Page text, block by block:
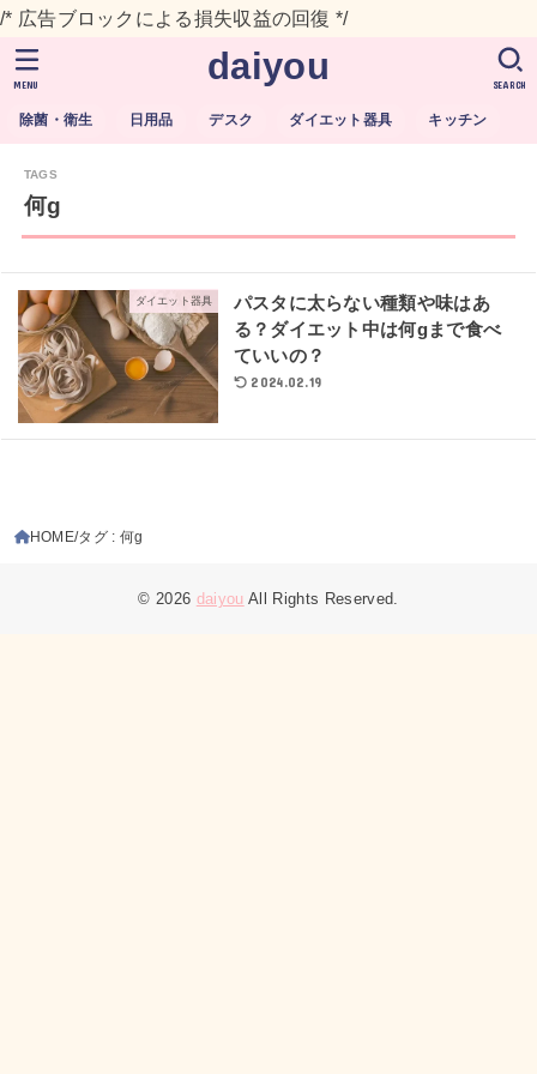
/* 広告ブロックによる損失収益の回復 */
daiyou
除菌・衛生 日用品 デスク ダイエット器具 キッチン
SEARCH
MENU
何g
ダイエット器具
パスタに太らない種類や味はあ
る？ダイエット中は何gまで食べ
ていいの？
2024.02.19
HOME タグ : 何g
© 2026 daiyou All Rights Reserved.